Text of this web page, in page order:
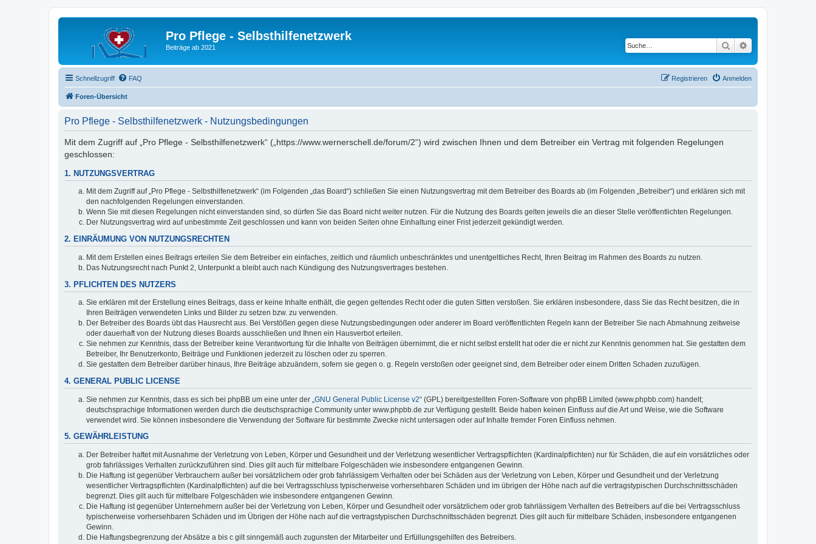
Pro Pflege - Selbsthilfenetzwerk
Beiträge ab 2021 Suche
Schnellzugriff FAQ Anmelden
Registrieren
Foren-Übersicht
Pro Pflege - Selbsthilfenetzwerk - Nutzungsbedingungen
Mit dem Zugriff auf „Pro Pflege - Selbsthilfenetzwerk“ („https://www.wernerschell.de/forum/2“) wird zwischen Ihnen und dem Betreiber ein Vertrag mit folgenden Regelungen
geschlossen:
1. NUTZUNGSVERTRAG
Mit dem Zugriff auf „Pro Pflege - Selbsthilfenetzwerk“ (im Folgenden „das Board“) schließen Sie einen Nutzungsvertrag mit dem Betreiber des Boards ab (im Folgenden „Betreiber“) und erklären sich mit
den nachfolgenden Regelungen einverstanden.
Wenn Sie mit diesen Regelungen nicht einverstanden sind, so dürfen Sie das Board nicht weiter nutzen. Für die Nutzung des Boards gelten jeweils die an dieser Stelle veröffentlichten Regelungen.
Der Nutzungsvertrag wird auf unbestimmte Zeit geschlossen und kann von beiden Seiten ohne Einhaltung einer Frist jederzeit gekündigt werden.
2. EINRÄUMUNG VON NUTZUNGSRECHTEN
Mit dem Erstellen eines Beitrags erteilen Sie dem Betreiber ein einfaches, zeitlich und räumlich unbeschränktes und unentgeltliches Recht, Ihren Beitrag im Rahmen des Boards zu nutzen.
Das Nutzungsrecht nach Punkt 2, Unterpunkt a bleibt auch nach Kündigung des Nutzungsvertrages bestehen.
3. PFLICHTEN DES NUTZERS
Sie erklären mit der Erstellung eines Beitrags, dass er keine Inhalte enthält, die gegen geltendes Recht oder die guten Sitten verstoßen. Sie erklären insbesondere, dass Sie das Recht besitzen, die in
Ihren Beiträgen verwendeten Links und Bilder zu setzen bzw. zu verwenden.
Der Betreiber des Boards übt das Hausrecht aus. Bei Verstößen gegen diese Nutzungsbedingungen oder anderer im Board veröffentlichten Regeln kann der Betreiber Sie nach Abmahnung zeitweise
oder dauerhaft von der Nutzung dieses Boards ausschließen und Ihnen ein Hausverbot erteilen.
Sie nehmen zur Kenntnis, dass der Betreiber keine Verantwortung für die Inhalte von Beiträgen übernimmt, die er nicht selbst erstellt hat oder die er nicht zur Kenntnis genommen hat. Sie gestatten dem
Betreiber, Ihr Benutzerkonto, Beiträge und Funktionen jederzeit zu löschen oder zu sperren.
Sie gestatten dem Betreiber darüber hinaus, Ihre Beiträge abzuändern, sofern sie gegen o. g. Regeln verstoßen oder geeignet sind, dem Betreiber oder einem Dritten Schaden zuzufügen.
4. GENERAL PUBLIC LICENSE
Sie nehmen zur Kenntnis, dass es sich bei phpBB um eine unter der „ GNU General Public License v2“ (GPL) bereitgestellten Foren-Software von phpBB Limited (www.phpbb.com) handelt;
deutschsprachige Informationen werden durch die deutschsprachige Community unter www.phpbb.de zur Verfügung gestellt. Beide haben keinen Einfluss auf die Art und Weise, wie die Software
verwendet wird. Sie können insbesondere die Verwendung der Software für bestimmte Zwecke nicht untersagen oder auf Inhalte fremder Foren Einfluss nehmen.
5. GEWÄHRLEISTUNG
Der Betreiber haftet mit Ausnahme der Verletzung von Leben, Körper und Gesundheit und der Verletzung wesentlicher Vertragspflichten (Kardinalpflichten) nur für Schäden, die auf ein vorsätzliches oder
grob fahrlässiges Verhalten zurückzuführen sind. Dies gilt auch für mittelbare Folgeschäden wie insbesondere entgangenen Gewinn.
Die Haftung ist gegenüber Verbrauchern außer bei vorsätzlichem oder grob fahrlässigem Verhalten oder bei Schäden aus der Verletzung von Leben, Körper und Gesundheit und der Verletzung
wesentlicher Vertragspflichten (Kardinalpflichten) auf die bei Vertragsschluss typischerweise vorhersehbaren Schäden und im übrigen der Höhe nach auf die vertragstypischen Durchschnittsschäden
begrenzt. Dies gilt auch für mittelbare Folgeschäden wie insbesondere entgangenen Gewinn.
Die Haftung ist gegenüber Unternehmern außer bei der Verletzung von Leben, Körper und Gesundheit oder vorsätzlichem oder grob fahrlässigem Verhalten des Betreibers auf die bei Vertragsschluss
typischerweise vorhersehbaren Schäden und im Übrigen der Höhe nach auf die vertragstypischen Durchschnittsschäden begrenzt. Dies gilt auch für mittelbare Schäden, insbesondere entgangenen
Gewinn.
Die Haftungsbegrenzung der Absätze a bis c gilt sinngemäß auch zugunsten der Mitarbeiter und Erfüllungsgehilfen des Betreibers.